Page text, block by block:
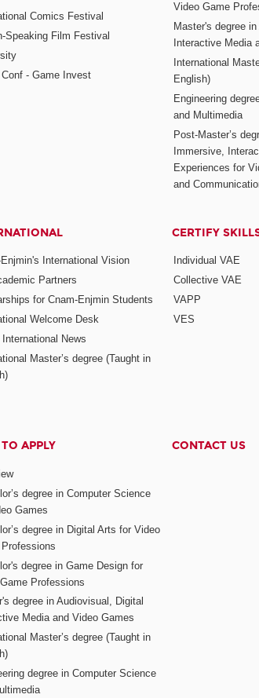
Comics Festival
Speaking Film Festival
- Game Invest
Video Game
Master's degree
Interactive Media
International
English)
Engineering
and Multimedia
Post-Master’s
Immersive,
Experiences for
and
International Vision
Partners
for Cnam-Enjmin Students
Welcome Desk
International News
Master’s degree (Taught in
CERTIFY
Individual VAE
Collective VAE
VAPP
VES
APPLY
degree in Computer Science
Games
degree in Digital Arts for Video
degree in Game Design for
Professions
degree in Audiovisual, Digital
Media and Video Games
Master’s degree (Taught in
degree in Computer Science
CONTACT US